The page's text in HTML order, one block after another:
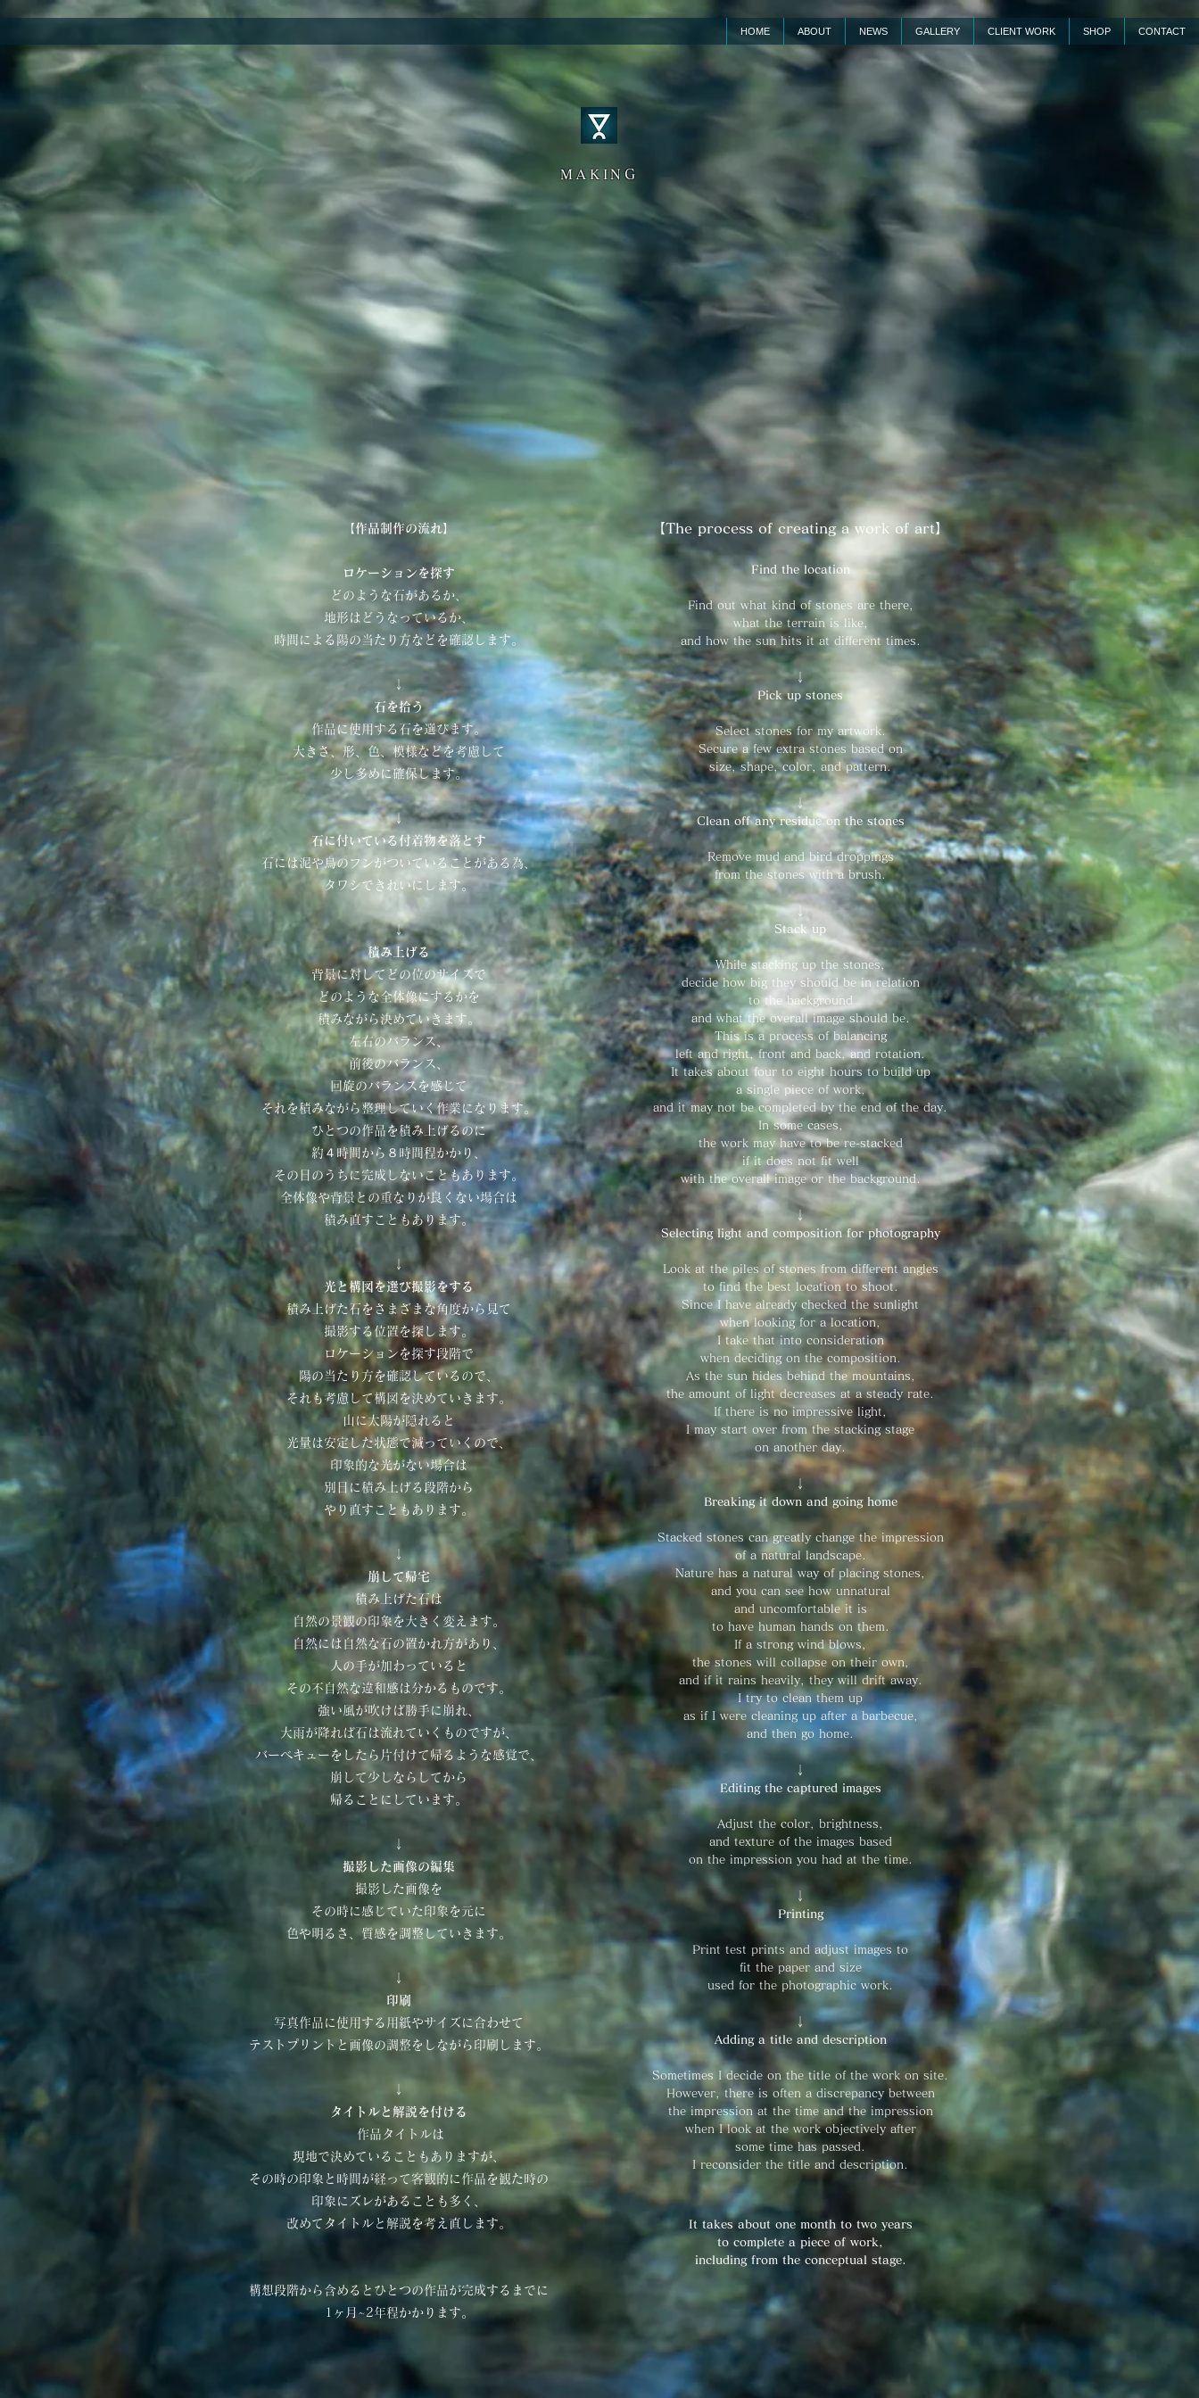
HOME ABOUT NEWS GALLERY CLIENT WORK SHOP CONTACT
MAKING
【作品制作の流れ】
ロケーションを探す
どのような石があるか、
地形はどうなっているか、
時間による陽の当たり方などを確認します。
↓
石を拾う
作品に使用する石を選びます。
大きさ、形、色、模様などを考慮して
少し多めに確保します。
↓
石に付いている付着物を落とす
石には泥や鳥のフンがついていることがある為、
タワシできれいにします。
↓
積み上げる
背景に対してどの位のサイズで
どのような全体像にするかを
積みながら決めていきます。
左右のバランス、
前後のバランス、
回旋のバランスを感じて
それを積みながら整理していく作業になります。
ひとつの作品を積み上げるのに
約４時間から８時間程かかり、
その日のうちに完成しないこともあります。
全体像や背景との重なりが良くない場合は
積み直すこともあります。
↓
光と構図を選び撮影をする
積み上げた石をさまざまな角度から見て
撮影する位置を探します。
ロケーションを探す段階で
陽の当たり方を確認しているので、
それも考慮して構図を決めていきます。
山に太陽が隠れると
光量は安定した状態で減っていくので、
印象的な光がない場合は
別日に積み上げる段階から
やり直すこともあります。
↓
崩して帰宅
積み上げた石は
自然の景観の印象を大きく変えます。
自然には自然な石の置かれ方があり、
人の手が加わっていると
その不自然な違和感は分かるものです。
強い風が吹けば勝手に崩れ、
大雨が降れば石は流れていくものですが、
バーベキューをしたら片付けて帰るような感覚で、
崩して少しならしてから
帰ることにしています。
↓
撮影した画像の編集
撮影した画像を
その時に感じていた印象を元に
色や明るさ、質感を調整していきます。
↓
印刷
写真作品に使用する用紙やサイズに合わせて
テストプリントと画像の調整をしながら印刷します。
↓
タイトルと解説を付ける
作品タイトルは
現地で決めていることもありますが、
その時の印象と時間が経って客観的に作品を観た時の
印象にズレがあることも多く、
改めてタイトルと解説を考え直します。
構想段階から含めるとひとつの作品が完成するまでに
1ヶ月~2年程かかります。
【The process of creating a work of art】
Find the location
Find out what kind of stones are there,
what the terrain is like,
and how the sun hits it at different times.
↓
Pick up stones
Select stones for my artwork.
Secure a few extra stones based on
size, shape, color, and pattern.
↓
Clean off any residue on the stones
Remove mud and bird droppings
from the stones with a brush.
↓
Stack up
While stacking up the stones,
decide how big they should be inrelation
to the background
and what the overall image should be.
This is a process of balancing
left and right, front and back, and rotation.
It takes about four to eight hours to build up
a single piece of work,
and it may not be completed by the end of the day.
In some cases,
the work may have to be re-stacked
if it does not fit well
with the overall image or the background.
↓
Selecting light and composition for photography
Look at the piles of stones from different angles
to find the best location to shoot.
Since I have already checked the sunlight
when looking for a location,
I take that into consideration
when deciding on the composition.
As the sun hides behind the mountains,
the amount of light decreases at a steady rate.
If there is no impressive light,
I may start over from the stacking stage
on another day.
↓
Breaking it down and going home
Stacked stones can greatly change the impression
of a natural landscape.
Nature has a natural way of placing stones,
and you can see how unnatural
and uncomfortable it is
to have human hands on them.
If a strong wind blows,
the stones will collapse on their own,
and if it rains heavily, they will drift away.
I try to clean them up
as if I were cleaning up after a barbecue,
and then go home.
↓
Editing the captured images
Adjust the color, brightness,
and texture of the images based
on the impression you had at the time.
↓
Printing
Print test prints and adjust images to
fit the paper and size
used for the photographic work.
↓
Adding a title and description
Sometimes I decide on the title of the work on site.
However, there is often a discrepancy between
the impression at the time and the impression
when I look at the work objectively after
some time has passed.
I reconsider the title and description .
It takes about one month to two years
to complete a piece of work,
including from the conceptual stage.